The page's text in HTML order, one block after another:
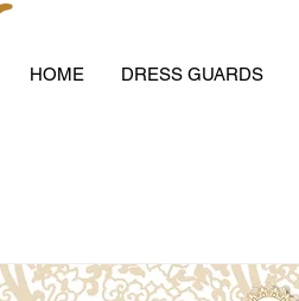
HOME DRESS GUARDS